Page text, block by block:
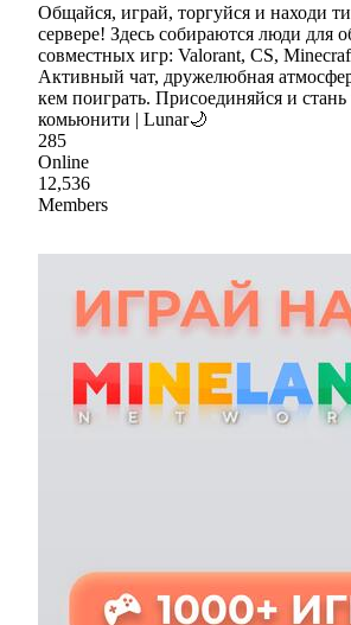
Общайся, играй, торгуйся и находи
сервере! Здесь собираются люди для
совместных игр: Valorant, CS,
Активный чат, дружелюбная
кем поиграть. Присоединяйся и
комьюнити | Lunar🌙
285
Online
12,536
Members